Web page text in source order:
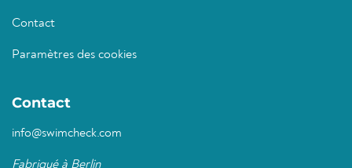
Contact
Paramètres des cookies
Contact
info@swimcheck.com
Fabriqué à Berlin